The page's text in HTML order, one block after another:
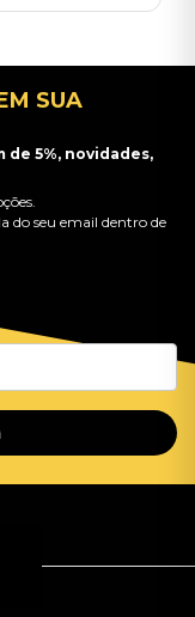
SUA
de 5%, novidades,
do seu email dentro de